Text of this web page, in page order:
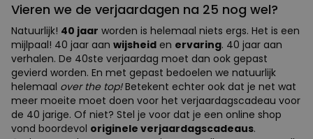
Vieren we de verjaardagen na 25 nog wel?
Natuurlijk! 40 jaar worden is helemaal niets ergs. Het is een
mijlpaal! 40 jaar aan wijsheid en ervaring. 40 jaar aan
verhalen. De 40ste verjaardag moet dan ook gepast
gevierd worden. En met gepast bedoelen we natuurlijk
helemaal over the top!Betekent echter ook dat je net wat
meer moeite moet doen voor het verjaardagscadeau voor
de 40 jarige. Of niet? Stel je voor dat je een online shop
vond boordevol originele verjaardagscadeaus.